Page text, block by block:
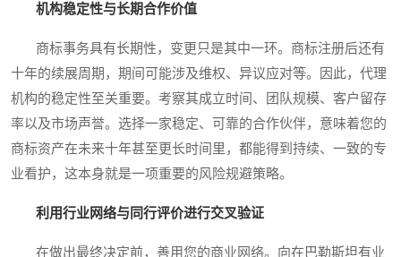
机构稳定性与长期合作价值
商标事务具有长期性，变更只是其中一环。商标注册后还有
十年的续展周期，期间可能涉及维权、异议应对等。因此，代理
机构的稳定性至关重要。考察其成立时间、团队规模、客户留存
率以及市场声誉。选择一家稳定、可靠的合作伙伴，意味着您的
商标资产在未来十年甚至更长时间里，都能得到持续、一致的专
业看护，这本身就是一项重要的风险规避策略。
利用行业网络与同行评价进行交叉验证
在做出最终决定前，善用您的商业网络。向在巴勒斯坦有业